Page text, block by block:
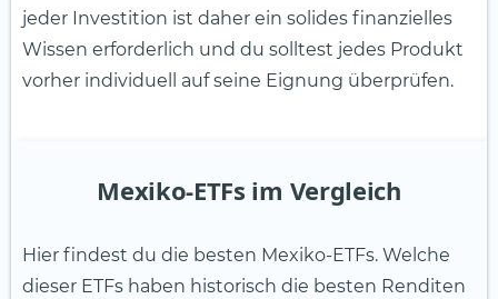
jeder Investition ist daher ein solides finanzielles
Wissen erforderlich und du solltest jedes Produkt
vorher individuell auf seine Eignung überprüfen.
Mexiko-ETFs im Vergleich
Hier findest du die besten Mexiko-ETFs. Welche
dieser ETFs haben historisch die besten Renditen